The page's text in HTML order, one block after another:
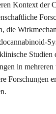
Kontext der
die
Studien
in mehreren
Forschungen